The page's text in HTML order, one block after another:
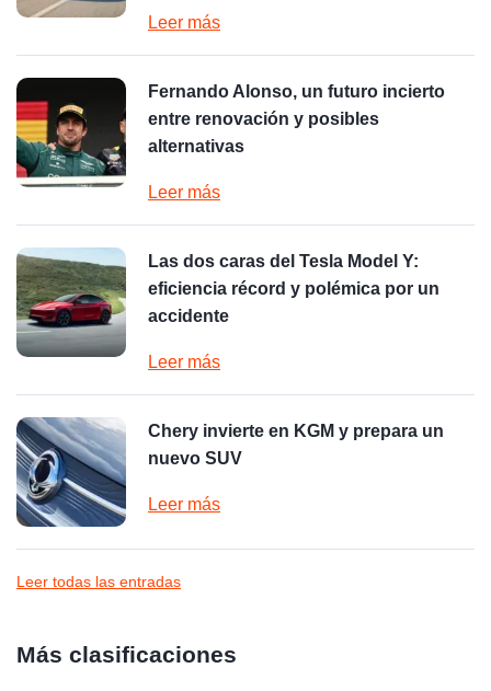
Leer más
Fernando Alonso, un futuro incierto
entre renovación y posibles
alternativas
Leer más
Las dos caras del Tesla Model Y:
eficiencia récord y polémica por un
accidente
Leer más
Chery invierte en KGM y prepara un
nuevo SUV
Leer más
Leer todas las entradas
Más clasificaciones